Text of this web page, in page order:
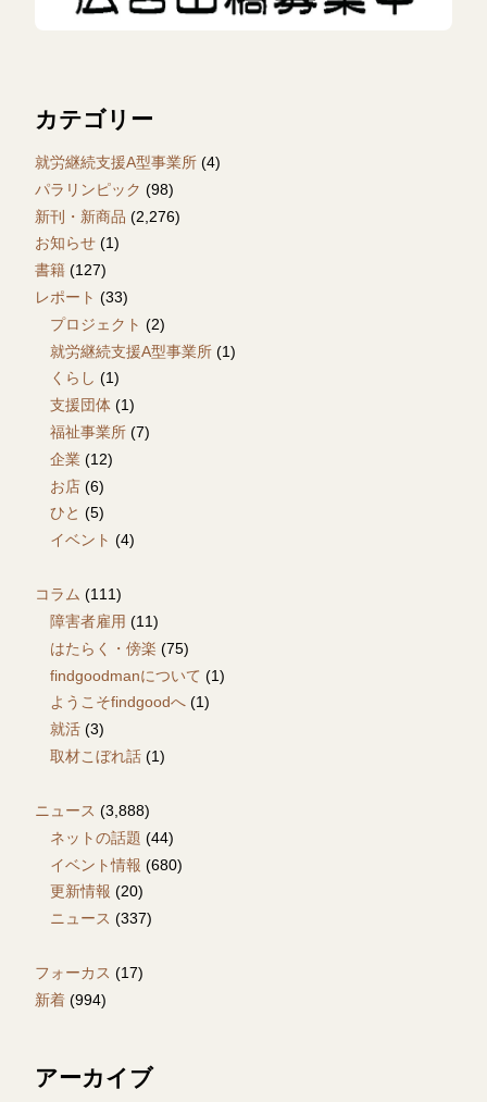
カテゴリー
就労継続支援A型事業所 (4)
パラリンピック (98)
新刊・新商品 (2,276)
お知らせ (1)
書籍 (127)
レポート (33)
プロジェクト (2)
就労継続支援A型事業所 (1)
くらし (1)
支援団体 (1)
福祉事業所 (7)
企業 (12)
お店 (6)
ひと (5)
イベント (4)
コラム (111)
障害者雇用 (11)
はたらく・傍楽 (75)
findgoodmanについて (1)
ようこそfindgoodへ (1)
就活 (3)
取材こぼれ話 (1)
ニュース (3,888)
ネットの話題 (44)
イベント情報 (680)
更新情報 (20)
ニュース (337)
フォーカス (17)
新着 (994)
アーカイブ